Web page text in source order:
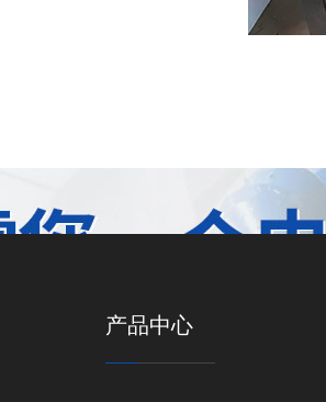
产品中心